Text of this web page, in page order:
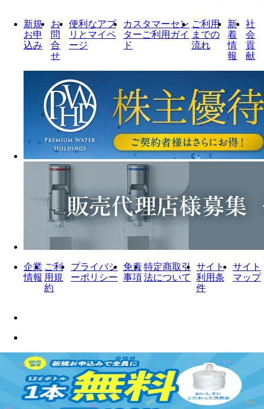
新規
お申
込み
お
問
合
せ
便利なアプ
リとマイペ
ージ
カスタマーセン
ターご利用ガイ
ド
ご利用
までの
流れ
新
着
情
報
社
会
貢
献
企業
情報
ご利
用規
約
プライバシ
ーポリシー
免責
事項
特定商取引
法について
サイト
利用条
件
サイト
マップ